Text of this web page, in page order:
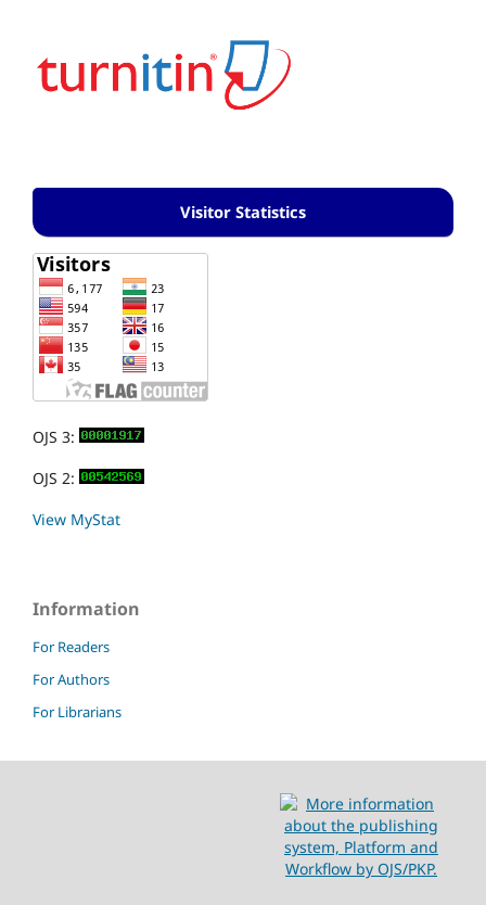
Visitor Statistics
OJS 3:
OJS 2:
View MyStat
Information
For Readers
For Authors
For Librarians